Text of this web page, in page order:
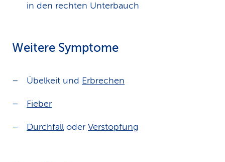
in den rechten Unterbauch
Weitere Symptome
Übelkeit und Erbrechen
Fieber
Durchfall oder Verstopfung